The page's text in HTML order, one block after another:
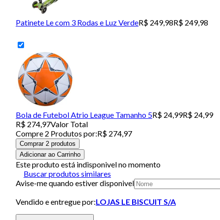
Patinete Le com 3 Rodas e Luz VerdeR$ 249,98R$ 249,98
Bola de Futebol Atrio League Tamanho 5R$ 24,99R$ 24,99
R$ 274,97Valor Total
Compre 2 Produtos por:R$ 274,97
Comprar 2 produtos
Adicionar ao Carrinho
Este produto está indisponivel no momento
Buscar produtos similares
Avise-me quando estiver disponivel
Vendido e entregue por:LOJAS LE BISCUIT S/A